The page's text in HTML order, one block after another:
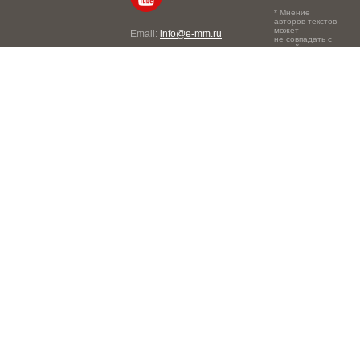
Email: info@e-mm.ru
* Мнение
авторов текстов
может
не совпадать с
точкой зрения